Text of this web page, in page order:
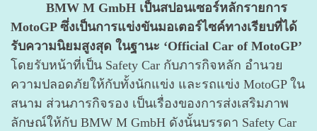
BMW M GmbH เป็นสปอนเซอร์หลักรายการ
MotoGP ซึ่งเป็นการแข่งขันมอเตอร์ไซค์ทางเรียบที่ได้
รับความนิยมสูงสุด ในฐานะ ‘Official Car of MotoGP’
โดยรับหน้าที่เป็น Safety Car กับภารกิจหลัก อำนวย
ความปลอดภัยให้กับทั้งนักแข่ง และรถแข่ง MotoGP ใน
สนาม ส่วนภารกิจรอง เป็นเรื่องของการส่งเสริมภาพ
ลักษณ์ให้กับ BMW M GmbH ดังนั้นบรรดา Safety Car